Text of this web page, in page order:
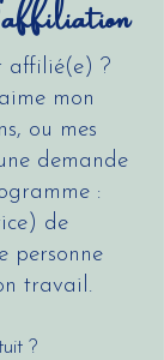
affilié(e) ?
mon
ou mes
demande
:
de
personne
travail.
?